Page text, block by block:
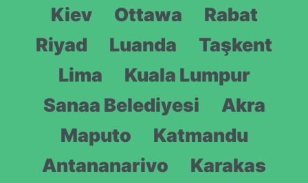
Kiev
Ottawa
Rabat
Riyad
Luanda
Taşkent
Lima
Kuala Lumpur
Sanaa Belediyesi
Akra
Maputo
Katmandu
Antananarivo
Karakas